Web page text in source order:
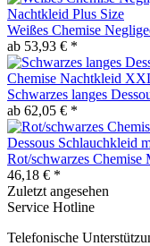
Weißes Chemise
ab 53,93 € *
Schwarzes langes
ab 62,05 € *
Rot/schwarzes
46,18 € *
Zuletzt angesehen
Service Hotline
Telefonische